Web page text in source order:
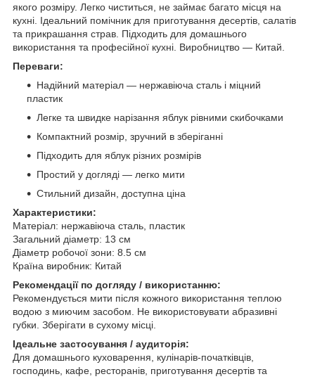
якого розміру. Легко чиститься, не займає багато місця на
кухні. Ідеальний помічник для приготування десертів, салатів
та прикрашання страв. Підходить для домашнього
використання та професійної кухні. Виробництво — Китай.
Переваги:
Надійний матеріал — нержавіюча сталь і міцний
пластик
Легке та швидке нарізання яблук рівними скибочками
Компактний розмір, зручний в зберіганні
Підходить для яблук різних розмірів
Простий у догляді — легко мити
Стильний дизайн, доступна ціна
Характеристики:
Матеріал: нержавіюча сталь, пластик
Загальний діаметр: 13 см
Діаметр робочої зони: 8.5 см
Країна виробник: Китай
Рекомендації по догляду / використанню:
Рекомендується мити після кожного використання теплою
водою з миючим засобом. Не використовувати абразивні
губки. Зберігати в сухому місці.
Ідеальне застосування / аудиторія:
Для домашнього куховарення, кулінарів-початківців,
господинь, кафе, ресторанів, приготування десертів та